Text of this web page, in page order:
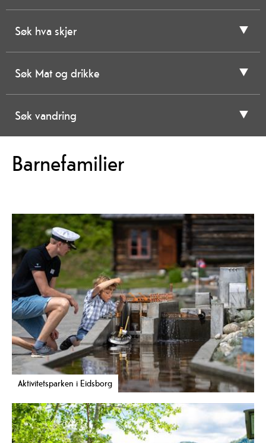
Søk hva skjer
Søk Mat og drikke
Søk vandring
Barnefamilier
Aktivitetsparken i Eidsborg